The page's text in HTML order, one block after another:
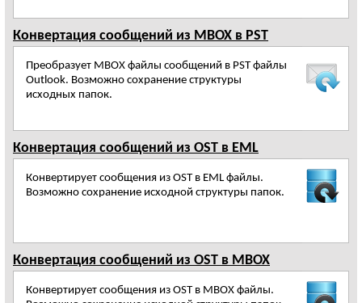
Конвертация сообщений из MBOX в PST
Преобразует MBOX файлы сообщений в PST файлы
Outlook. Возможно сохранение структуры
исходных папок.
Конвертация сообщений из OST в EML
Конвертирует сообщения из OST в EML файлы.
Возможно сохранение исходной структуры папок.
Конвертация сообщений из OST в MBOX
Конвертирует сообщения из OST в MBOX файлы.